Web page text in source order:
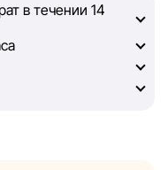
объективной и
вас достоверной
лучшее
точность всех
в течении 14